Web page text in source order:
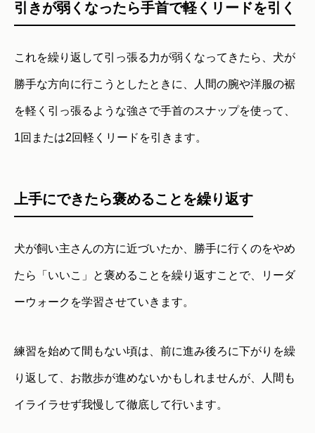
引きが弱くなったら手首で軽くリードを引く
これを繰り返して引っ張る力が弱くなってきたら、犬が
勝手な方向に行こうとしたときに、人間の腕や洋服の裾
を軽く引っ張るような強さで手首のスナップを使って、
1回または2回軽くリードを引きます。
上手にできたら褒めることを繰り返す
犬が飼い主さんの方に近づいたか、勝手に行くのをやめ
たら「いいこ」と褒めることを繰り返すことで、リーダ
ーウォークを学習させていきます。
練習を始めて間もない頃は、前に進み後ろに下がりを繰
り返して、お散歩が進めないかもしれませんが、人間も
イライラせず我慢して徹底して行います。